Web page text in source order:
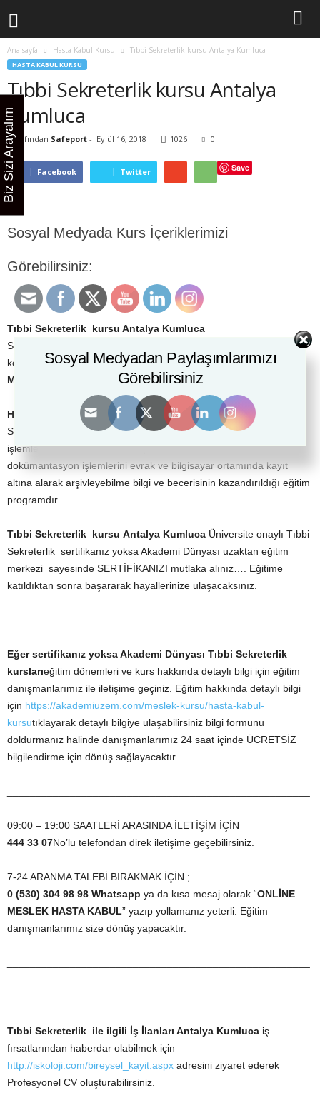
Ana sayfa Hasta Kabul Kursu Tıbbi Sekreterlik kursu Antalya Kumluca
HASTA KABUL KURSU
Tıbbi Sekreterlik kursu Antalya
Kumluca
Tarafından Safeport - Eylül 16, 2018 1026 0
Facebook Twitter Save
Sosyal Medyada Kurs İçeriklerimizi
Görebilirsiniz:
Tıbbi Sekreterlik kursu Antalya Kumluca
Sağlık sektöründe çalışmak isteyenler için kaçırılmaz fırsat evinizin
konforunda Akademi Dünyası Uzaktan Eğitim sayesinde Yeni Bir
MESLEK
Kariyerseni bekliyor….
Hasta Kabul Elemanı Ne İş Yapar ?
Sağlık hizmeti veren kurum ve kuruluşlarda, hasta giriş-çıkış
işlemlerini, hastanın tedavi ve poliklinik hizmetleri sürecindeki
dokümantasyon işlemlerini evrak ve bilgisayar ortamında kayıt
altına alarak arşivleyebilme bilgi ve becerisinin kazandırıldığı eğitim
programdır.
Tıbbi Sekreterlik kursu Antalya Kumluca Üniversite onaylı Tıbbi
Sekreterlik sertifikanız yoksa Akademi Dünyası uzaktan eğitim
merkezi sayesinde SERTİFİKANIZI mutlaka alınız…. Eğitime
katıldıktan sonra başararak hayallerinize ulaşacaksınız.
Eğer sertifikanız yoksa Akademi Dünyası Tıbbi Sekreterlik
kurslarıeğitim dönemleri ve kurs hakkında detaylı bilgi için eğitim
danışmanlarımız ile iletişime geçiniz. Eğitim hakkında detaylı bilgi
için https://akademiuzem.com/meslek-kursu/hasta-kabul-
kursutıklayarak detaylı bilgiye ulaşabilirsiniz bilgi formunu
doldurmanız halinde danışmanlarımız 24 saat içinde ÜCRETSİZ
bilgilendirme için dönüş sağlayacaktır.
09:00 – 19:00 SAATLERİ ARASINDA İLETİŞİM İÇİN
444 33 07No’lu telefondan direk iletişime geçebilirsiniz.
7-24 ARANMA TALEBİ BIRAKMAK İÇİN ;
0 (530) 304 98 98 Whatsapp ya da kısa mesaj olarak “ONLİNE
MESLEK HASTA KABUL” yazıp yollamanız yeterli. Eğitim
danışmanlarımız size dönüş yapacaktır.
Tıbbi Sekreterlik ile ilgili İş İlanları Antalya Kumluca iş
fırsatlarından haberdar olabilmek için
http://iskoloji.com/bireysel_kayit.aspx adresini ziyaret ederek
Profesyonel CV oluşturabilirsiniz.
Sosyal Medyadan Paylaşımlarımızı
Görebilirsiniz
Biz Sizi Arayalım